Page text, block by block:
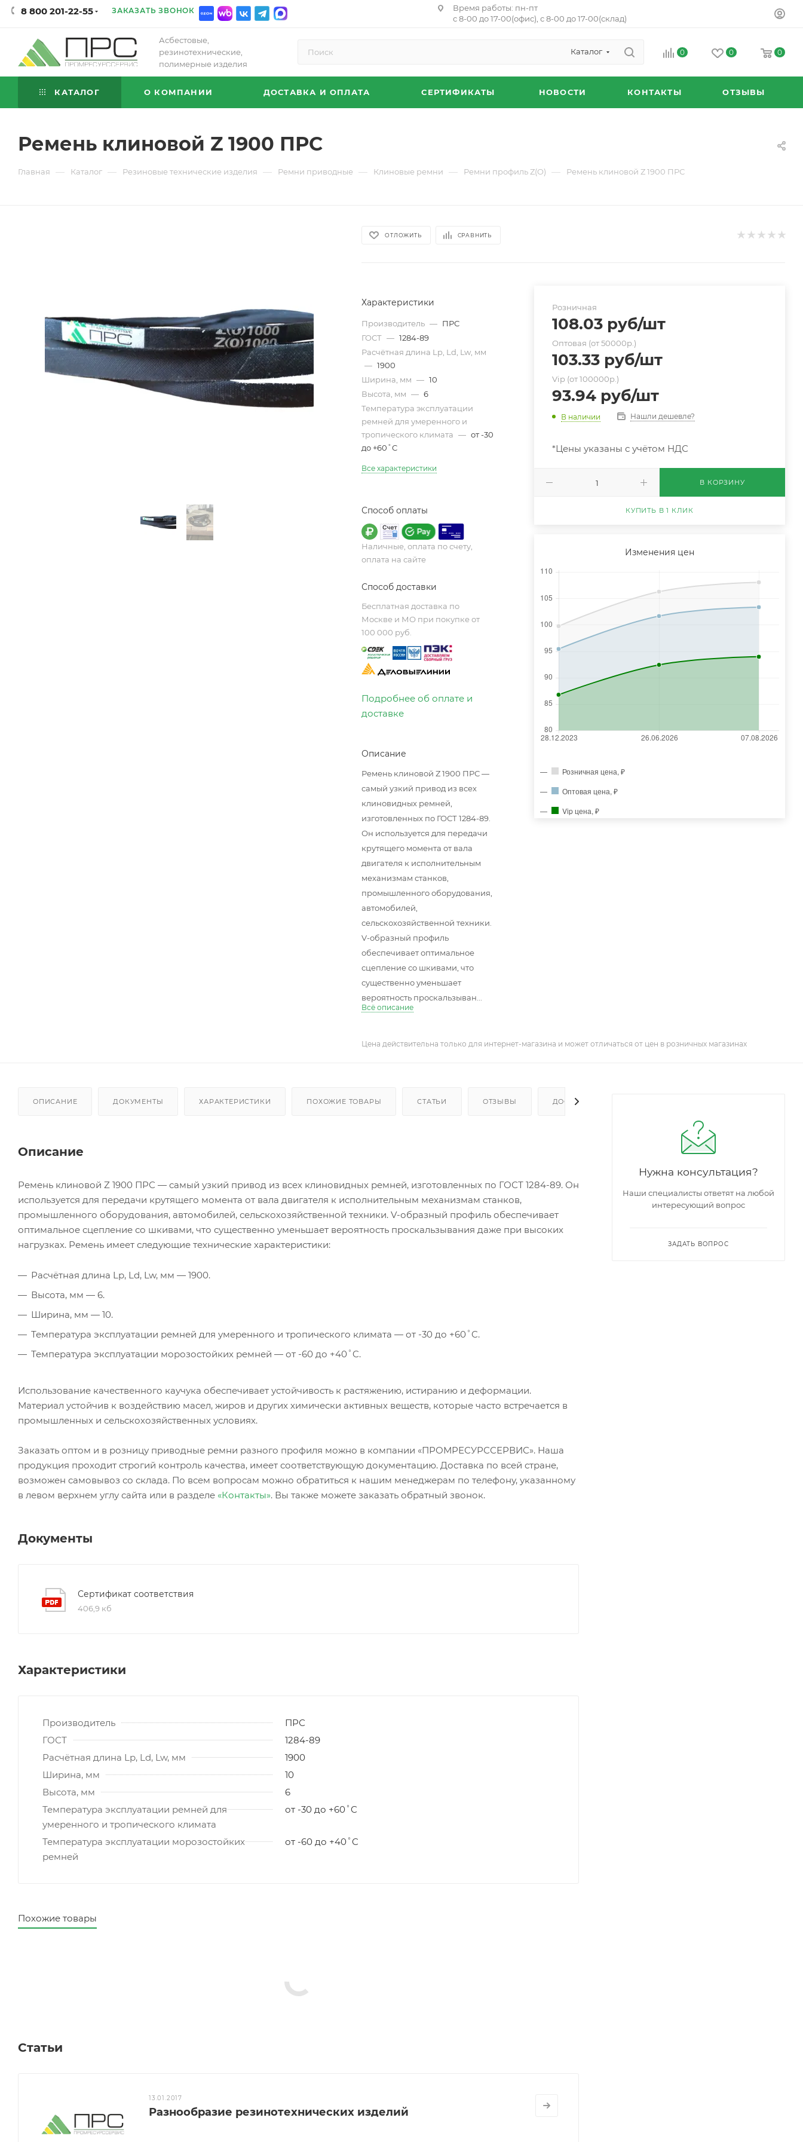
8 800 201-22-55 ЗАКАЗАТЬ ЗВОНОК
Время работы: пн-пт
с 8-00 до 17-00(офис), с 8-00 до 17-00(склад)
Асбестовые,
резинотехнические,
полимерные изделия
Каталог 0 0 0
КАТАЛОГ О КОМПАНИИ ДОСТАВКА И ОПЛАТА СЕРТИФИКАТЫ НОВОСТИ КОНТАКТЫ ОТЗЫВЫ
Ремень клиновой Z 1900 ПРС
Главная — Каталог — Резиновые технические изделия — Ремни приводные — Клиновые ремни — Ремни профиль Z(O) — Ремень клиновой Z 1900 ПРС
ОТЛОЖИТЬ СРАВНИТЬ
Характеристики
Производитель — ПРС
ГОСТ — 1284-89
Расчётная длина Lp, Ld, Lw, мм
— 1900
Ширина, мм — 10
Высота, мм — 6
Температура эксплуатации
ремней для умеренного и
тропического климата — от -30
до +60˚C
Все характеристики
Способ оплаты
Наличные, оплата по счету,
оплата на сайте
Способ доставки
Бесплатная доставка по
Москве и МО при покупке от
100 000 руб.
Подробнее об оплате и
доставке
Описание
Ремень клиновой Z 1900 ПРС —
самый узкий привод из всех
клиновидных ремней,
изготовленных по ГОСТ 1284-89.
Он используется для передачи
крутящего момента от вала
двигателя к исполнительным
механизмам станков,
промышленного оборудования,
автомобилей,
сельскохозяйственной техники.
V-образный профиль
обеспечивает оптимальное
сцепление со шкивами, что
существенно уменьшает
вероятность проскальзыван...
Всё описание
Розничная
108.03 руб/шт
Оптовая (от 50000р.)
103.33 руб/шт
Vip (от 100000р.)
93.94 руб/шт
В наличии Нашли дешевле?
*Цены указаны с учётом НДС
В КОРЗИНУ
КУПИТЬ В 1 КЛИК
Изменения цен
Розничная цена, ₽
Оптовая цена, ₽
Vip цена, ₽
Цена действительна только для интернет-магазина и может отличаться от цен в розничных магазинах
ОПИСАНИЕ ДОКУМЕНТЫ ХАРАКТЕРИСТИКИ ПОХОЖИЕ ТОВАРЫ СТАТЬИ ОТЗЫВЫ ДОСТАВКА И ОПЛАТА
Описание
Ремень клиновой Z 1900 ПРС — самый узкий привод из всех клиновидных ремней, изготовленных по ГОСТ 1284-89. Он
используется для передачи крутящего момента от вала двигателя к исполнительным механизмам станков,
промышленного оборудования, автомобилей, сельскохозяйственной техники. V-образный профиль обеспечивает
оптимальное сцепление со шкивами, что существенно уменьшает вероятность проскальзывания даже при высоких
нагрузках. Ремень имеет следующие технические характеристики:
Расчётная длина Lp, Ld, Lw, мм — 1900.
Высота, мм — 6.
Ширина, мм — 10.
Температура эксплуатации ремней для умеренного и тропического климата — от -30 до +60˚C.
Температура эксплуатации морозостойких ремней — от -60 до +40˚C.
Использование качественного каучука обеспечивает устойчивость к растяжению, истиранию и деформации.
Материал устойчив к воздействию масел, жиров и других химически активных веществ, которые часто встречается в
промышленных и сельскохозяйственных условиях.
Заказать оптом и в розницу приводные ремни разного профиля можно в компании «ПРОМРЕСУРССЕРВИС». Наша
продукция проходит строгий контроль качества, имеет соответствующую документацию. Доставка по всей стране,
возможен самовывоз со склада. По всем вопросам можно обратиться к нашим менеджерам по телефону, указанному
в левом верхнем углу сайта или в разделе «Контакты». Вы также можете заказать обратный звонок.
Документы
Сертификат соответствия
406,9 кб
Характеристики
Производитель
ПРС
ГОСТ
1284-89
Расчётная длина Lp, Ld, Lw, мм
1900
Ширина, мм
10
Высота, мм
6
Температура эксплуатации ремней для
умеренного и тропического климата
от -30 до +60˚C
Температура эксплуатации морозостойких
ремней
от -60 до +40˚C
Похожие товары
Статьи
13.01.2017
Разнообразие резинотехнических изделий
Нужна консультация?
Наши специалисты ответят на любой
интересующий вопрос
ЗАДАТЬ ВОПРОС